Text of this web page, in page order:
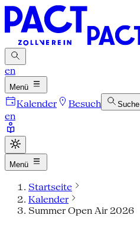
en
Menü
Kalender Besuch Suche
en
Menü
Startseite
Kalender
Summer Open Air 2026